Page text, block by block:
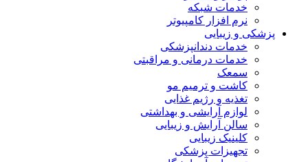
خدمات شبکه
نرم افزار کامپیوتر
پزشکی و زیبایی
خدمات دندانپزشکی
خدمات درمانی و مراقبتی
سمعک
کاشت و ترمیم مو
تغذیه و رژیم غذایی
لوازم آرایشی و بهداشتی
سالن آرایش و زیبایی
کلینیک زیبایی
تجهیزات پزشکی